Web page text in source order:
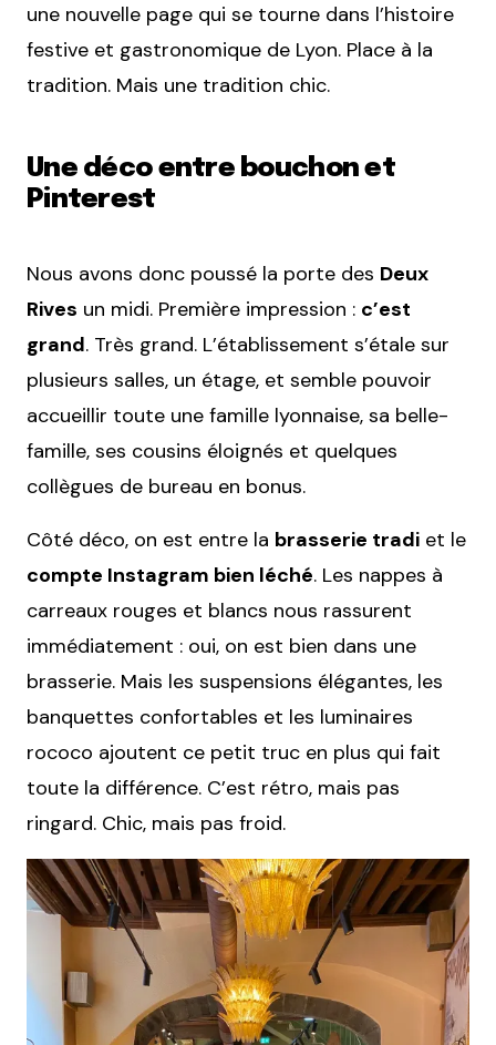
une nouvelle page qui se tourne dans l’histoire
festive et gastronomique de Lyon. Place à la
tradition. Mais une tradition chic.
Une déco entre bouchon et
Pinterest
Nous avons donc poussé la porte des Deux
Rives un midi. Première impression : c’est
grand. Très grand. L’établissement s’étale sur
plusieurs salles, un étage, et semble pouvoir
accueillir toute une famille lyonnaise, sa belle-
famille, ses cousins éloignés et quelques
collègues de bureau en bonus.
Côté déco, on est entre la brasserie tradi et le
compte Instagram bien léché. Les nappes à
carreaux rouges et blancs nous rassurent
immédiatement : oui, on est bien dans une
brasserie. Mais les suspensions élégantes, les
banquettes confortables et les luminaires
rococo ajoutent ce petit truc en plus qui fait
toute la différence. C’est rétro, mais pas
ringard. Chic, mais pas froid.